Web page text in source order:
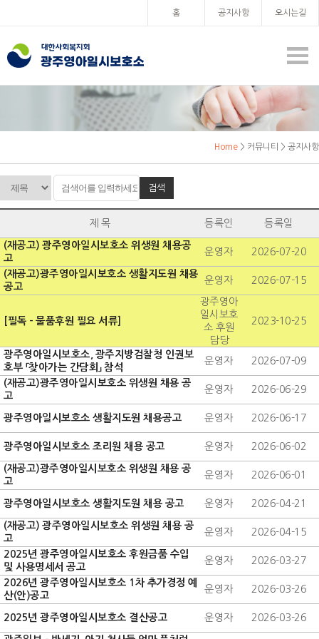
홈 공지사항 오시는길
Home > 커뮤니티 > 공지사항
검색
제 목 등록인 등록일
(재공고) 광주영아일시보호소 위생원 채용공
고
운영자 2026-07-20
(재공고)광주영아일시보호소 생활지도원 채용
공고
운영자 2026-07-15
[필독 - 물품후원 필요 서류]
광주영아
일시보호
소 후원
담당
2023-10-25
광주영아일시보호소, 광주지방검찰청 인권보
호부 「찾아가는 간담회」 참석
운영자 2026-07-09
(재공고)광주영아일시보호소 위생원 채용 공
고
운영자 2026-06-29
광주영아일시보호소 생활지도원 채용공고 운영자 2026-06-17
광주영아일시보호소 조리원 채용 공고 운영자 2026-06-02
(재공고)광주영아일시보호소 위생원 채용 공
고
운영자 2026-06-01
광주영아일시보호소 생활지도원 채용 공고 운영자 2026-04-21
(재공고) 광주영아일시보호소 위생원 채용 공
고
운영자 2026-04-15
2025년 광주영아일시보호소 후원금품 수입
및 사용명세서 공고
운영자 2026-03-27
2026년 광주영아일시보호소 1차 추가경정 예
산(안)공고
운영자 2026-03-26
2025년 광주영아일시보호소 결산공고 운영자 2026-03-26